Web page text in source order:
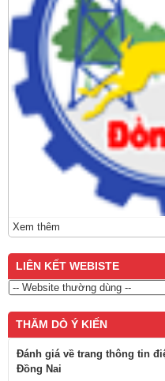
Xem thêm
LIÊN KẾT WEBISTE
THĂM DÒ Ý KIẾN
Đánh giá về trang thông tin
Đồng Nai